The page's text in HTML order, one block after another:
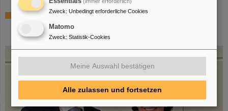
Dr. Andrea Fischer aus dem
Bundesforschungsministerium zur neuen GSI-
Aufsichtsratsvorsitzenden gewählt
Zweck: Unbedingt erforderliche Cookies
Matomo
Zweck: Statistik-Cookies
Meine Auswahl bestätigen
Alle zulassen und fortsetzen